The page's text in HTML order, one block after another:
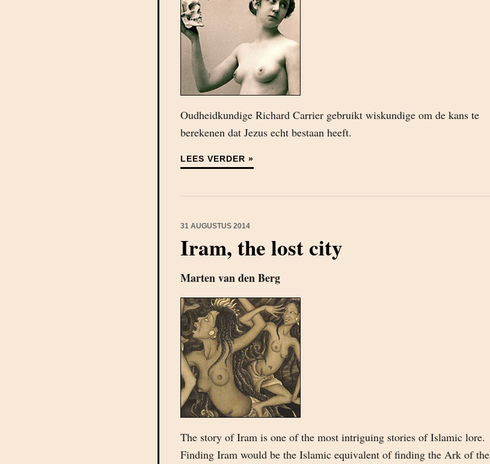
Oudheidkundige Richard Carrier gebruikt wiskundige om de kans te
berekenen dat Jezus echt bestaan heeft.
LEES VERDER »
31 AUGUSTUS 2014
Iram, the lost city
Marten van den Berg
The story of Iram is one of the most intriguing stories of Islamic lore.
Finding Iram would be the Islamic equivalent of finding the Ark of the